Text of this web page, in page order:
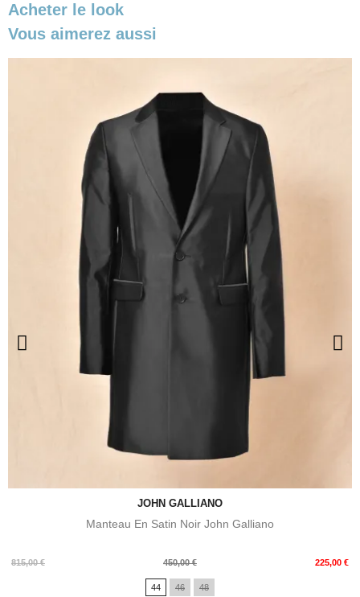
Acheter le look
Vous aimerez aussi
JOHN GALLIANO
Manteau En Satin Noir John Galliano
815,00 €
Prix
450,00 € 225,00 €
Prix
44 46 48